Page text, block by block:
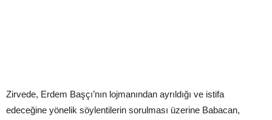
Zirvede, Erdem Başçı’nın lojmanından ayrıldığı ve istifa
edeceğine yönelik söylentilerin sorulması üzerine Babacan,